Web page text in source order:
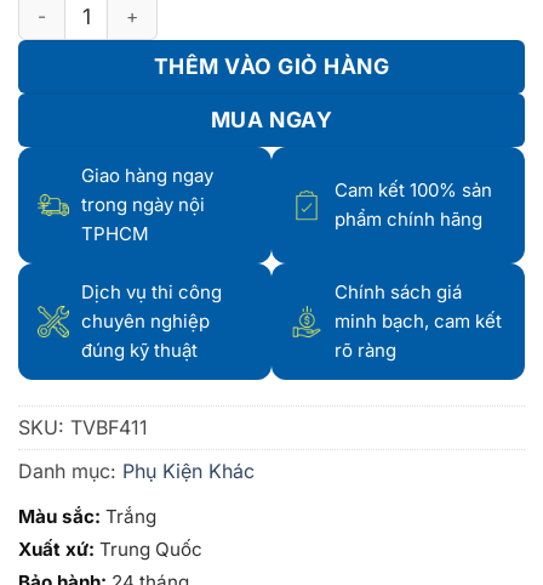
Bộ Xả Nhấn Bồn Tắm TVBF411 số lượng
THÊM VÀO GIỎ HÀNG
MUA NGAY
Giao hàng ngay
trong ngày nội
TPHCM
Cam kết 100% sản
phẩm chính hãng
Dịch vụ thi công
chuyên nghiệp
đúng kỹ thuật
Chính sách giá
minh bạch, cam kết
rõ ràng
SKU: TVBF411
Danh mục: Phụ Kiện Khác
Màu sắc: Trắng
Xuất xứ: Trung Quốc